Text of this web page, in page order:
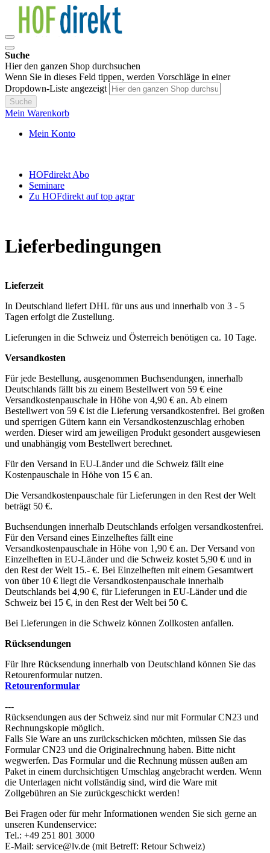
Suche
Hier den ganzen Shop durchsuchen
Wenn Sie in dieses Feld tippen, werden Vorschläge in einer
Dropdown-Liste angezeigt
Suche
Mein Warenkorb
Mein Konto
HOFdirekt Abo
Seminare
Zu HOFdirekt auf top agrar
Lieferbedingungen
Lieferzeit
In Deutschland liefert DHL für uns aus und innerhalb von 3 - 5
Tagen erfolgt die Zustellung.
Lieferungen in die Schweiz und Österreich benötigen ca. 10 Tage.
Versandkosten
Für jede Bestellung, ausgenommen Buchsendungen, innerhalb
Deutschlands fällt bis zu einem Bestellwert von 59 € eine
Versandkostenpauschale in Höhe von 4,90 € an. Ab einem
Bestellwert von 59 € ist die Lieferung versandkostenfrei. Bei großen
und sperrigen Gütern kann ein Versandkostenzuschlag erhoben
werden. Dieser wird am jeweiligen Produkt gesondert ausgewiesen
und unabhängig vom Bestellwert berechnet.
Für den Versand in EU-Länder und die Schweiz fällt eine
Kostenpauschale in Höhe von 15 € an.
Die Versandkostenpauschale für Lieferungen in den Rest der Welt
beträgt 50 €.
Buchsendungen innerhalb Deutschlands erfolgen versandkostenfrei.
Für den Versand eines Einzelheftes fällt eine
Versandkostenpauschale in Höhe von 1,90 € an. Der Versand von
Einzelheften in EU-Länder und die Schweiz kostet 5,90 € und in
den Rest der Welt 15.- €. Bei Einzelheften mit einem Gesamtwert
von über 10 € liegt die Versandkostenpauschale innerhalb
Deutschlands bei 4,90 €, für Lieferungen in EU-Länder und die
Schweiz bei 15 €, in den Rest der Welt bei 50 €.
Bei Lieferungen in die Schweiz können Zollkosten anfallen.
Rücksendungen
Für Ihre Rücksendung innerhalb von Deutschland können Sie das
Retourenformular nutzen.
Retourenformular
---
Rücksendungen aus der Schweiz sind nur mit Formular CN23 und
Rechnungskopie möglich.
Falls Sie Ware an uns zurückschicken möchten, müssen Sie das
Formular CN23 und die Originalrechnung haben. Bitte nicht
wegwerfen. Das Formular und die Rechnung müssen außen am
Paket in einem durchsichtigen Umschlag angebracht werden. Wenn
die Unterlagen nicht vollständig sind, wird die Ware mit
Zollgebühren an Sie zurückgeschickt werden!
Bei Fragen oder für mehr Informationen wenden Sie sich gerne an
unseren Kundenservice:
Tel.: +49 251 801 3000
E-Mail: service@lv.de (mit Betreff: Retour Schweiz)